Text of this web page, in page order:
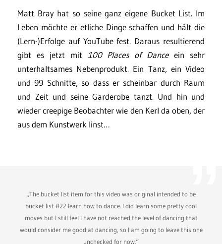
Matt Bray hat so seine ganz eigene Bucket List. Im
Leben möchte er etliche Dinge schaffen und hält die
(Lern-)Erfolge auf YouTube fest. Daraus resultierend
gibt es jetzt mit 100 Places of Danceein sehr
unterhaltsames Nebenprodukt. Ein Tanz, ein Video
und 99 Schnitte, so dass er scheinbar durch Raum
und Zeit und seine Garderobe tanzt. Und hin und
wieder creepige Beobachter wie den Kerl da oben, der
aus dem Kunstwerk linst…
„The bucket list item for this video was original intended to be
bucket list #22 learn how to dance. I did learn some pretty cool
moves but I still feel I have not reached the level of dancing that
would consider me good at dancing, so I am going to leave this one
unchecked for now.“